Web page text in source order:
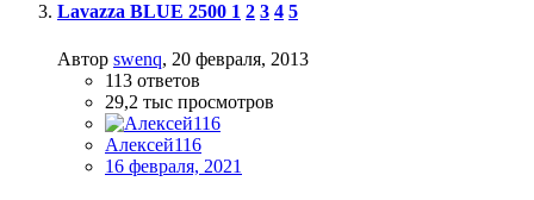
Lavazza BLUE 2500 1 2 3 4 5
Автор swenq, 20 февраля, 2013
113 ответов
29,2 тыс просмотров
Алексей116
16 февраля, 2021